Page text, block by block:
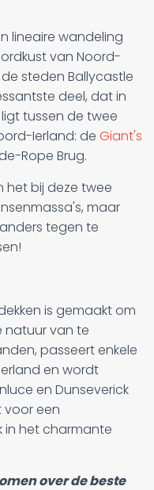
lineaire wandeling
van Noord-
steden Ballycastle
deel, dat in
tussen de twee
Ierland: de Giant's
Rope Brug.
het bij deze twee
maar
tegen te
is gemaakt om
natuur van te
passeert enkele
en wordt
en Dunseverick
voor een
in het charmante
over de beste